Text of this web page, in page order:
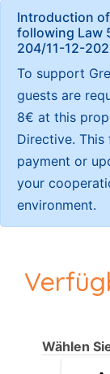
Introduction
following Law
204/11-12-
To support
guests are
8€ at this
Directive.
payment or
your
environment.
Wählen